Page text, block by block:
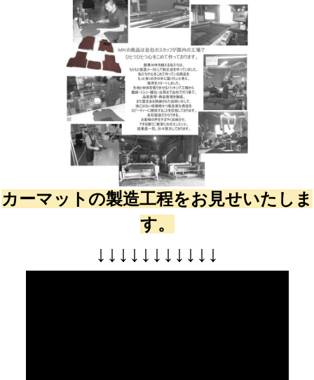
カーマットの製造工程をお見せいたしま
す。
↓ ↓ ↓ ↓ ↓ ↓ ↓ ↓ ↓ ↓ ↓